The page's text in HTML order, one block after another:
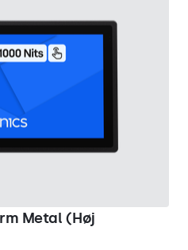
Metal (Høj